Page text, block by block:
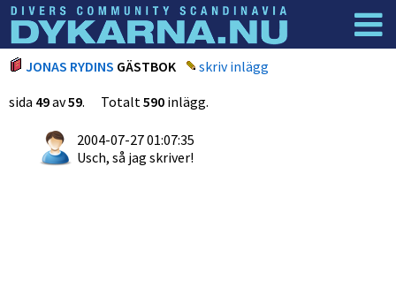
Dyknyheter
JONAS RYDINS GÄSTBOK
skriv inlägg
sida 49av59. Totalt590 inlägg.
2004-07-27 01:07:35
Usch, så jag skriver!